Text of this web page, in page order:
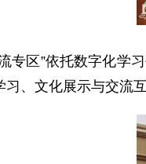
专区”依托数字化学
、文化展示与交流